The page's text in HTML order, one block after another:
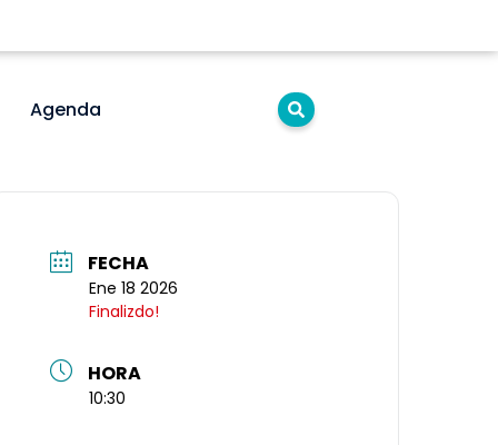
Agenda
FECHA
Ene 18 2026
Finalizdo!
HORA
10:30